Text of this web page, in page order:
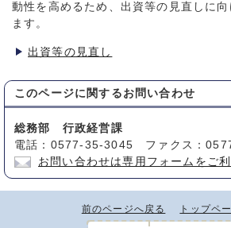
動性を高めるため、出資等の見直しに
ます。
出資等の見直し
このページに関する お問い合わせ
総務部 行政経営課
電話：0577-35-3045 ファクス：
お問い合わせは専用フォームをご利
前のページへ戻る トップペ